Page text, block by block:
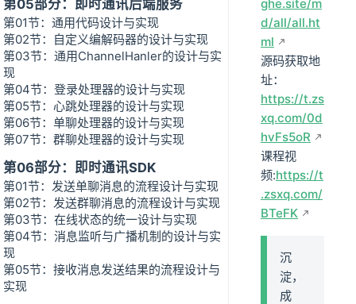
第05部分：即时通讯后端服务
第01节：通用代码设计与实现
第02节：自定义编解码器的设计与实现
第03节：通用ChannelHanler的设计与实
现
第04节：登录处理器的设计与实现
第05节：心跳处理器的设计与实现
第06节：单聊处理器的设计与实现
第07节：群聊处理器的设计与实现
第06部分：即时通讯SDK
第01节：发送单聊消息的流程设计与实现
第02节：发送群聊消息的流程设计与实现
第03节：在线状态的统一设计与实现
第04节：消息监听与广播机制的设计与实
现
第05节：接收消息发送结果的流程设计与
实现
ghe.site/m
d/all/all.ht
ml
源码获取地
址：
https://t.zs
xq.com/0d
hvFs5oR
课程视
频:https://t
.zsxq.com/
BTeFK
沉
淀，
成